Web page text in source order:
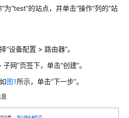
为“test”的站点，并单击“操作”列的“站
“设备配置 > 路由器”。
网”页签下，单击“创建”。
图1所示，单击“下一步”。